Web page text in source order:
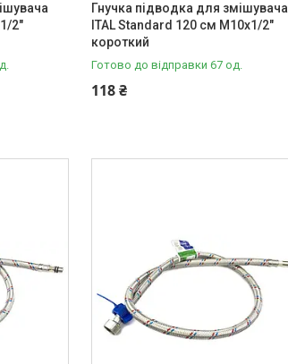
2"
Гнучка підводка для змішувача
ITAL Standard 120 см M10x1/2"
короткий
Готово до відправки 67 од.
118 ₴